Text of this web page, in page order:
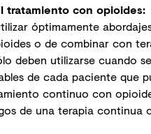
tratamiento con opioides:
óptimamente
o de combinar con
deben utilizarse cuando
de cada paciente que
continuo con
de una terapia continua